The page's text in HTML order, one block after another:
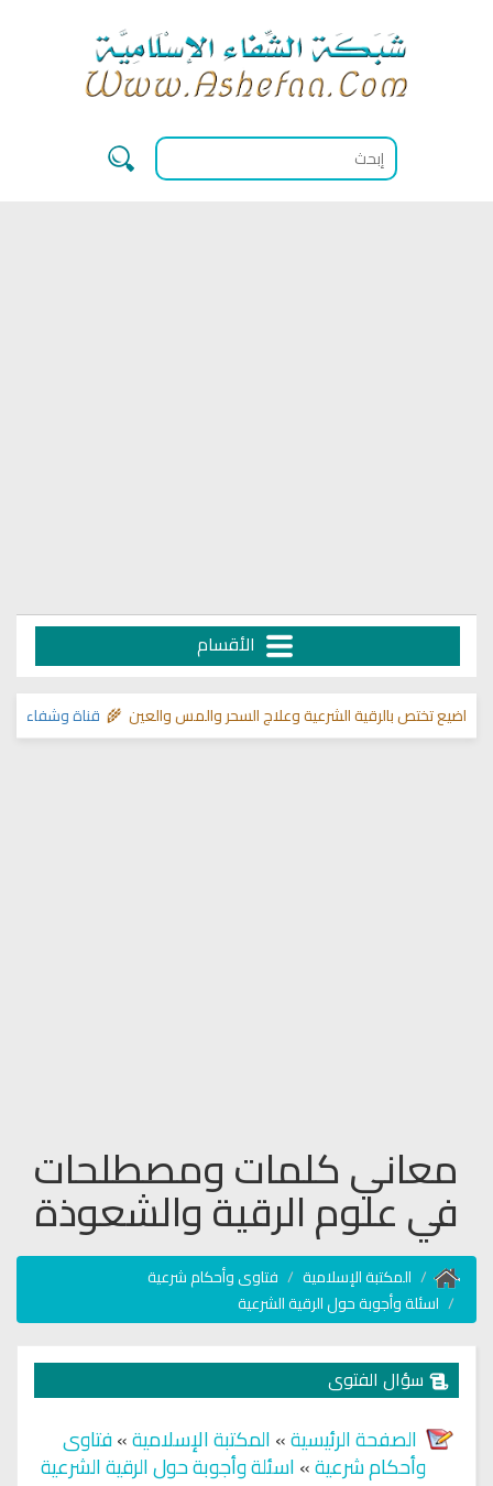
الأقسام
قناة وشفاء لما في الصدوربالرقية الشرعية وعلاج السحر والمس والعين 🌾
معاني كلمات ومصطلحات
في علوم الرقية والشعوذة
المكتبة الإسلامية
فتاوى وأحكام شرعية
اسئلة وأجوبة حول الرقية الشرعية
سؤال الفتوى
الصفحة الرئيسية»المكتبة الإسلامية»فتاوى
وأحكام شرعية»اسئلة وأجوبة حول الرقية الشرعية